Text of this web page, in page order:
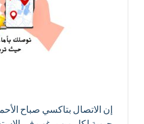
إن الاتصال بتاكسي صباح